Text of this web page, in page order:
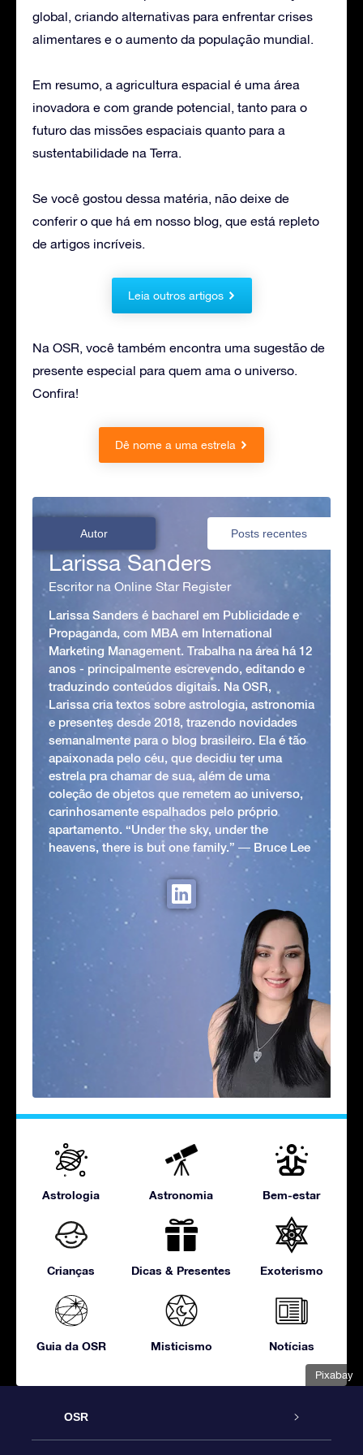
Pixabay
global, criando alternativas para enfrentar crises
alimentares e o aumento da população mundial.
Em resumo, a agricultura espacial é uma área
inovadora e com grande potencial, tanto para o
futuro das missões espaciais quanto para a
sustentabilidade na Terra.
Se você gostou dessa matéria, não deixe de
conferir o que há em nosso blog, que está repleto
de artigos incríveis.
Leia outros artigos
Na OSR, você também encontra uma sugestão de
presente especial para quem ama o universo.
Confira!
Dê nome a uma estrela
Autor Posts recentes
Larissa Sanders
Escritor na Online Star Register
Larissa Sanders é bacharel em Publicidade e
Propaganda, com MBA em International
Marketing Management. Trabalha na área há 12
anos - principalmente escrevendo, editando e
traduzindo conteúdos digitais. Na OSR,
Larissa cria textos sobre astrologia, astronomia
e presentes desde 2018, trazendo novidades
semanalmente para o blog brasileiro. Ela é tão
apaixonada pelo céu, que decidiu ter uma
estrela pra chamar de sua, além de uma
coleção de objetos que remetem ao universo,
carinhosamente espalhados pelo próprio
apartamento. “Under the sky, under the
heavens, there is but one family.” ― Bruce Lee
Astrologia Astronomia Bem-estar
Crianças Dicas & Presentes Exoterismo
Guia da OSR Misticismo Notícias
OSR